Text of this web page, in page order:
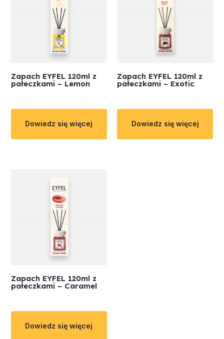
Zapach EYFEL 120ml z
pałeczkami – Lemon
Dowiedz się więcej
Zapach EYFEL 120ml z
pałeczkami – Exotic
Dowiedz się więcej
Zapach EYFEL 120ml z
pałeczkami – Caramel
Dowiedz się więcej